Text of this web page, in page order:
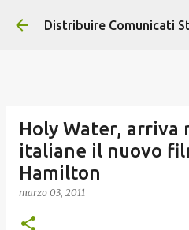
Passa ai
Distribuire Comunicati
Holy Water, arriva
italiane il nuovo
Hamilton
marzo 03, 2011